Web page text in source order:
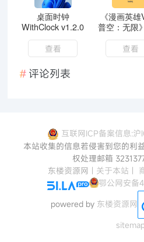
桌面时钟
WithClock v1.2.0
查看
《漫画英
普空：无限
版
查看
评论列表
互联网ICP备案信息:沪
本站收集的信息若侵害到您的利
权处理邮箱
东楼资源网 | 关于本站 |
鄂公网安备
powered by 东楼资源网